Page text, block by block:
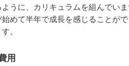
うに、カリキュラムを組んでいま
めて半年で成長を感じることが
。
用